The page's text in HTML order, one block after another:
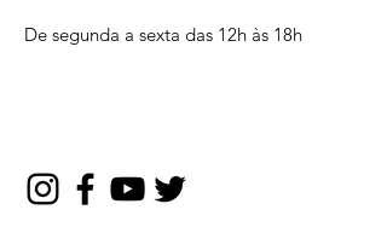
De segunda a sexta das 12h às 18h